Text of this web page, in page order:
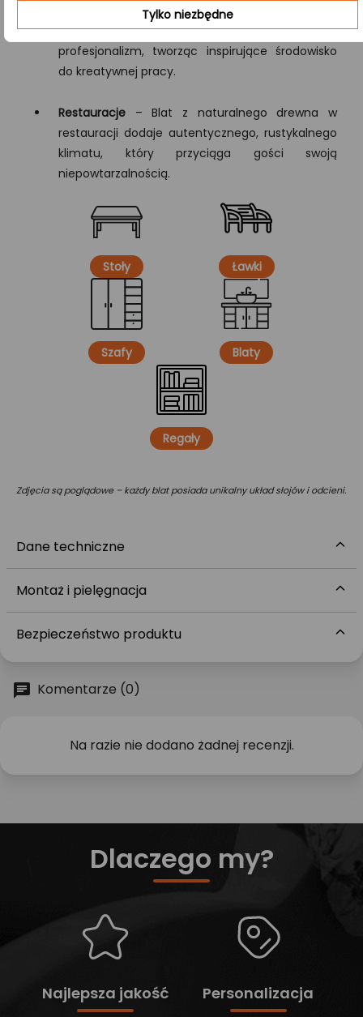
Biuro i przestrzenie komercyjne
estetyczny blat w miejscu pracy podkreśla
profesjonalizm, tworząc inspirujące środowisko
do kreatywnej pracy.
Restauracje – Blat z naturalnego drewna w
restauracji dodaje autentycznego, rustykalnego
klimatu, który przyciąga gości swoją
niepowtarzalnością.
Stoły Ławki
Szafy Blaty
Regały
Zdjęcia są poglądowe – każdy blat posiada unikalny układ słojów i odcieni.
Dane techniczne
Montaż i pielęgnacja
Bezpieczeństwo produktu
Komentarze (0)
Na razie nie dodano żadnej recenzji.
Dlaczego my?
Najlepsza jakość Personalizacja
Tylko niezbędne